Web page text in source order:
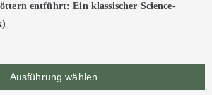
entführt: Ein klassischer Science-
Ausführung wählen